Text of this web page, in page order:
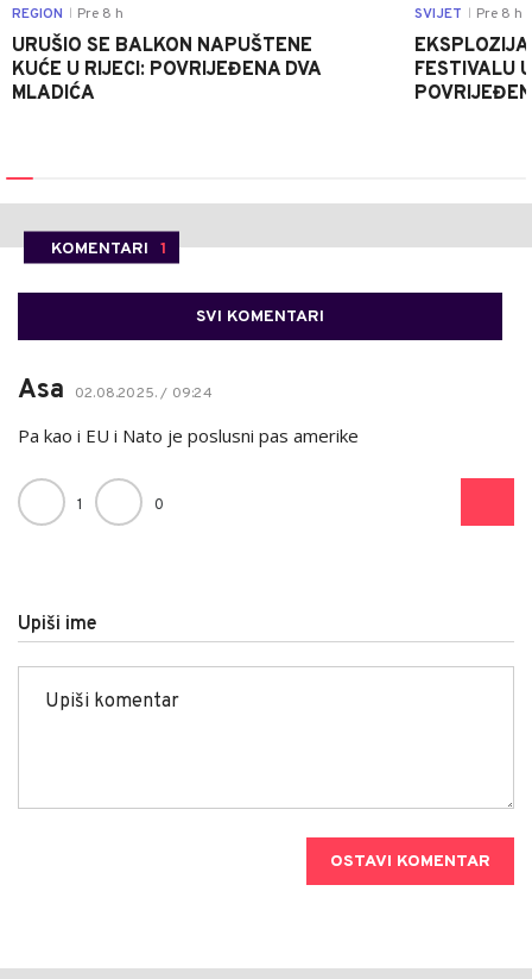
REGION Pre 8 h
URUŠIO SE BALKON NAPUŠTENE
KUĆE U RIJECI: POVRIJEĐENA DVA
MLADIĆA
SVIJET Pre 8 h
FESTIVALU
KOMENTARI 1
SVI KOMENTARI
Asa 02.08.2025. / 09:24
Pa kao i EU i Nato je poslusni pas amerike
1 0
Upiši ime
OSTAVI KOMENTAR